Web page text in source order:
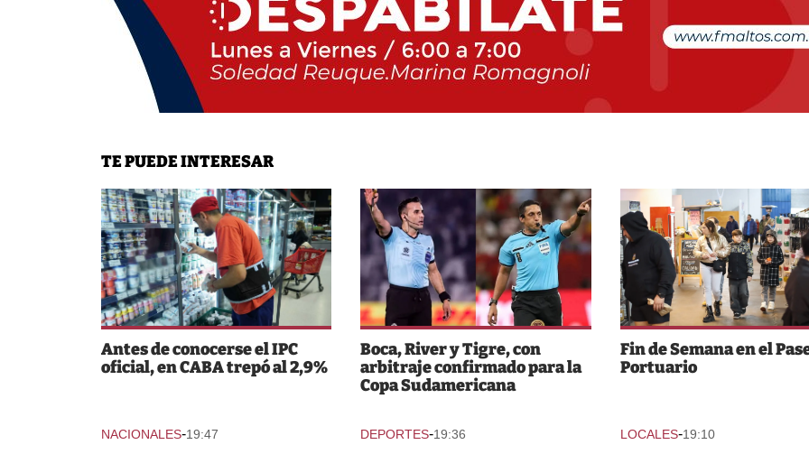
TE PUEDE INTERESAR
Antes de conocerse el IPC
oficial, en CABA trepó al 2,9%
NACIONALES-19:47
Boca, River y Tigre, con
arbitraje confirmado para la
Copa Sudamericana
DEPORTES-19:36
Fin de Semana en el
Portuario
LOCALES-19:10